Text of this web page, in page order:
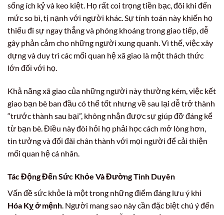
sống ích kỷ và keo kiệt. Họ rất coi trọng tiền bạc, đôi khi đến
mức so bì, tị nạnh với người khác. Sự tính toán này khiến họ
thiếu đi sự ngay thẳng và phóng khoáng trong giao tiếp, dễ
gây phản cảm cho những người xung quanh. Vì thế, việc xây
dựng và duy trì các mối quan hệ xã giao là một thách thức
lớn đối với họ.
Khả năng xã giao của những người này thường kém, việc kết
giao bạn bè ban đầu có thể tốt nhưng về sau lại dễ trở thành
“trước thành sau bại”, không nhận được sự giúp đỡ đáng kể
từ bạn bè. Điều này đòi hỏi họ phải học cách mở lòng hơn,
tin tưởng và đối đãi chân thành với mọi người để cải thiện
mối quan hệ cá nhân.
Tác Động Đến Sức Khỏe Và Đường Tình Duyên
Vấn đề sức khỏe là một trong những điểm đáng lưu ý khi
Hóa Kỵ ở mệnh . Người mang sao này cần đặc biệt chú ý đến